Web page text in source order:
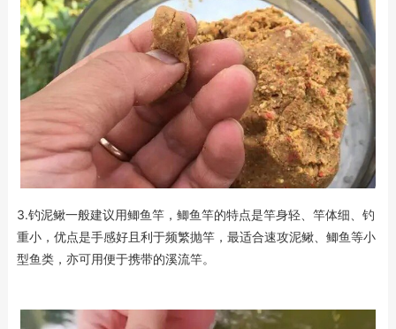
3.钓泥鳅一般建议用鲫鱼竿，鲫鱼竿的特点是竿身轻、竿体细、钓
重小，优点是手感好且利于频繁抛竿，最适合速攻泥鳅、鲫鱼等小
型鱼类，亦可用便于携带的溪流竿。